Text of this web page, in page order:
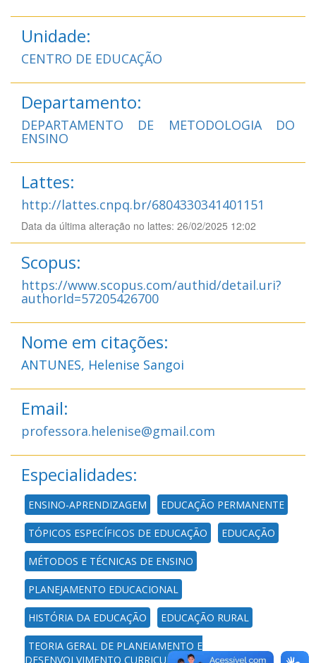
Unidade:
CENTRO DE EDUCAÇÃO
Departamento:
DEPARTAMENTO DE METODOLOGIA DO
ENSINO
Lattes:
http://lattes.cnpq.br/6804330341401151
Data da última alteração no lattes: 26/02/2025 12:02
Scopus:
https://www.scopus.com/authid/detail.uri?
authorId=57205426700
Nome em citações:
ANTUNES, Helenise Sangoi
Email:
professora.helenise@gmail.com
Especialidades:
ENSINO-APRENDIZAGEM EDUCAÇÃO PERMANENTE
TÓPICOS ESPECÍFICOS DE EDUCAÇÃO EDUCAÇÃO
MÉTODOS E TÉCNICAS DE ENSINO
PLANEJAMENTO EDUCACIONAL
HISTÓRIA DA EDUCAÇÃO EDUCAÇÃO RURAL
TEORIA GERAL DE PLANEJAMENTO E
DESENVOLVIMENTO CURRICULAR